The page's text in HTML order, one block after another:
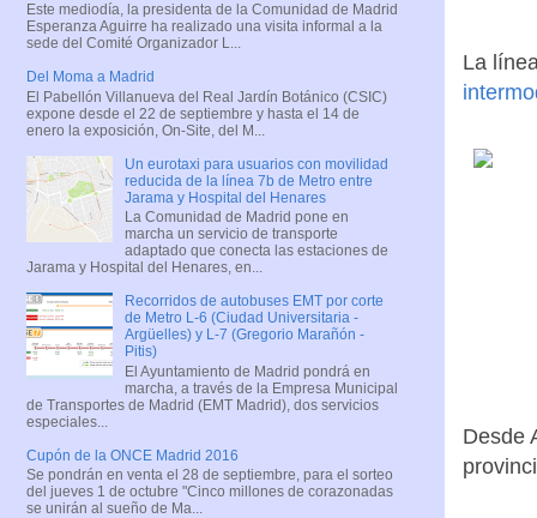
La
Desde
Este mediodía, la presidenta de la Comunidad de Madrid
Esperanza Aguirre ha realizado una visita informal a la
sede del Comité Organizador L...
Del Moma a Madrid
El Pabellón Villanueva del Real Jardín Botánico (CSIC)
expone desde el 22 de septiembre y hasta el 14 de
enero la exposición, On-Site, del M...
Un eurotaxi para usuarios con movilidad
reducida de la línea 7b de Metro entre
Jarama y Hospital del Henares
La Comunidad de Madrid pone en
marcha un servicio de transporte
adaptado que conecta las estaciones de
Jarama y Hospital del Henares, en...
Recorridos de autobuses EMT por corte
de Metro L-6 (Ciudad Universitaria -
Argüelles) y L-7 (Gregorio Marañón -
Pitis)
El Ayuntamiento de Madrid pondrá en
marcha, a través de la Empresa Municipal
de Transportes de Madrid (EMT Madrid), dos servicios
especiales...
Cupón de la ONCE Madrid 2016
Se pondrán en venta el 28 de septiembre, para el sorteo
del jueves 1 de octubre "Cinco millones de corazonadas
se unirán al sueño de Ma...